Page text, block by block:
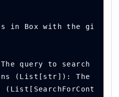
in Box with the given
query to search for.
(List[str]): The